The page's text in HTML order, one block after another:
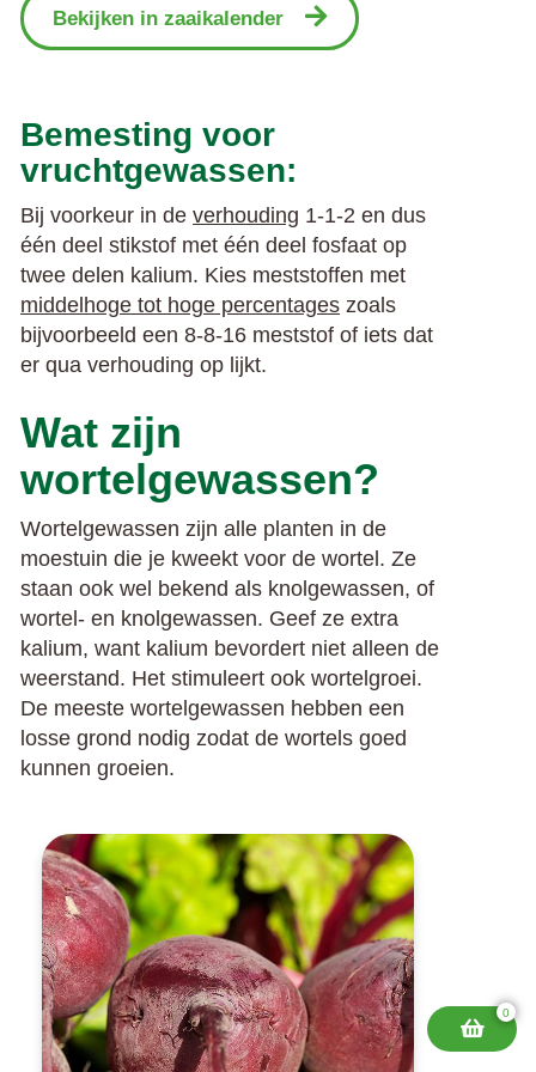
0
Bekijken in zaaikalender
Bemesting voor
vruchtgewassen:
Bij voorkeur in de verhouding 1-1-2 en dus
één deel stikstof met één deel fosfaat op
twee delen kalium. Kies meststoffen met
middelhoge tot hoge percentages zoals
bijvoorbeeld een 8-8-16 meststof of iets dat
er qua verhouding op lijkt.
Wat zijn
wortelgewassen?
Wortelgewassen zijn alle planten in de
moestuin die je kweekt voor de wortel. Ze
staan ook wel bekend als knolgewassen, of
wortel- en knolgewassen. Geef ze extra
kalium, want kalium bevordert niet alleen de
weerstand. Het stimuleert ook wortelgroei.
De meeste wortelgewassen hebben een
losse grond nodig zodat de wortels goed
kunnen groeien.